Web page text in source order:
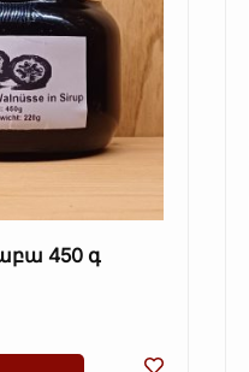
Ընկույզի մուրաբա 450 գ